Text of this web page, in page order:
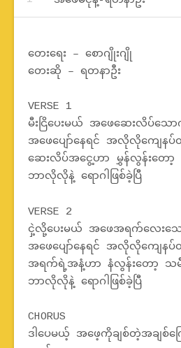
တေးရေး – စောဂျိုးဂျို
တေးဆို – ရတနာဦး
VERSE 1
မီးငြိပေးမယ် အဖေဆေးလိပ်သ
အဖေပျော်နေရင် အလိုလိုကျေန
ဆေးလိပ်အငွေ့ဟာ မွှန်လွန်းတော့
ဘာလိုလိုနဲ့ ရောဂါဖြစ်ခဲ့ပြီ
VERSE 2
ငှဲ့လို့ပေးမယ် အဖေအရက်လေး
အဖေပျော်နေရင် အလိုလိုကျေန
အရက်ရဲ့အနံ့ဟာ နံလွန်းတော့ သမီး
ဘာလိုလိုနဲ့ ရောဂါဖြစ်ခဲ့ပြီ
CHORUS
ဒါပေမယ့် အဖေ့ကိုချစ်တဲ့အချစ်ကြ